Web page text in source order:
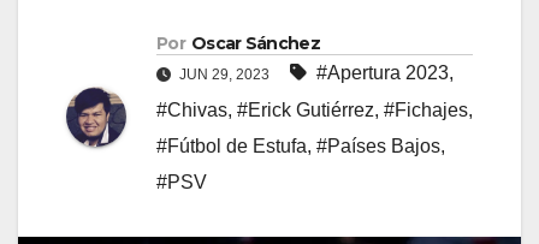
Por Oscar Sánchez
JUN 29, 2023 #Apertura 2023,
#Chivas, #Erick Gutiérrez, #Fichajes,
#Fútbol de Estufa, #Países Bajos,
#PSV